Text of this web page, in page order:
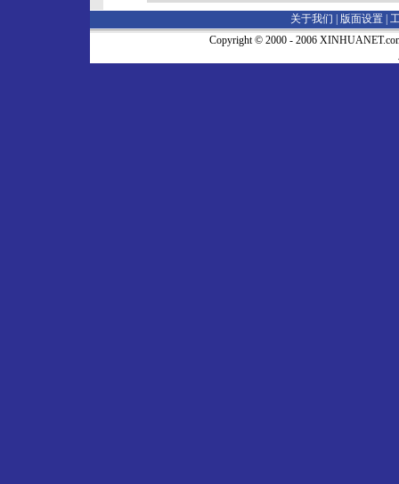
关于我们 | 版面设置
Copyright © 2000 - 2006